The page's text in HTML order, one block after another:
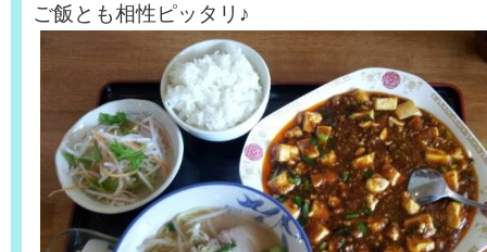
ご飯とも相性ピッタリ♪